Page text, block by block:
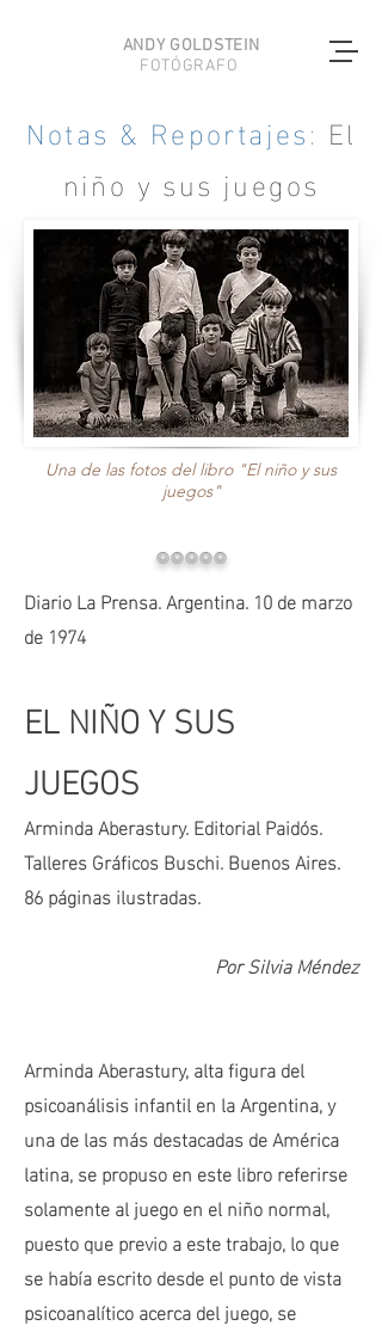
ANDY GOLDSTEIN
FOTÓGRAFO
Notas & Reportajes: El
niño y sus juegos
Una de las fotos del libro "El niño y sus
juegos"
ooooo
Diario La Prensa. Argentina. 10 de marzo
de 1974
EL NIÑO Y SUS
JUEGOS
Arminda Aberastury. Editorial Paidós.
Talleres Gráficos Buschi. Buenos Aires.
86 páginas ilustradas.
Por Silvia Méndez
Arminda Aberastury, alta figura del
psicoanálisis infantil en la Argentina, y
una de las más destacadas de América
latina, se propuso en este libro referirse
solamente al juego en el niño normal,
puesto que previo a este trabajo, lo que
se había escrito desde el punto de vista
psicoanalítico acerca del juego, se